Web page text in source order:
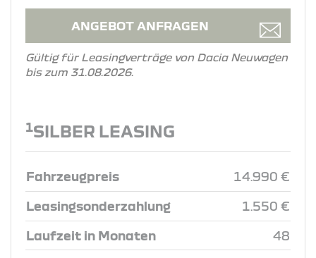
ANGEBOT ANFRAGEN
Gültig für Leasingverträge von Dacia Neuwagen
bis zum 31.08.2026.
1SILBER LEASING
Fahrzeugpreis 14.990 €
Leasingsonderzahlung 1.550 €
Laufzeit in Monaten 48